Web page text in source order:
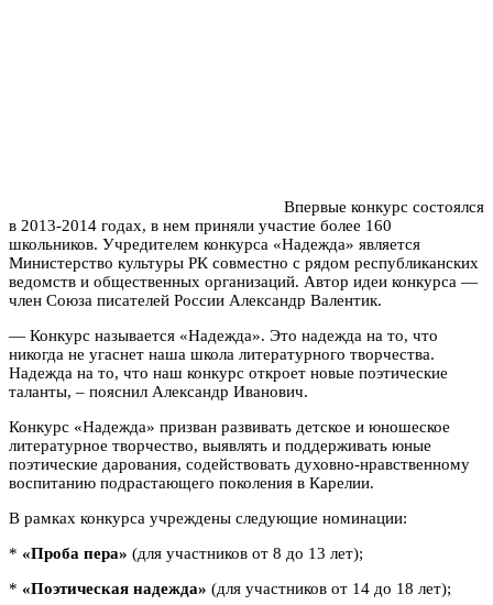
Впервые конкурс состоялся
в 2013-2014 годах, в нем приняли участие более 160
школьников. Учредителем конкурса «Надежда» является
Министерство культуры РК совместно с рядом республиканских
ведомств и общественных организаций. Автор идеи конкурса —
член Союза писателей России Александр Валентик.
— Конкурс называется «Надежда». Это надежда на то, что
никогда не угаснет наша школа литературного творчества.
Надежда на то, что наш конкурс откроет новые поэтические
таланты, – пояснил Александр Иванович.
Конкурс «Надежда» призван развивать детское и юношеское
литературное творчество, выявлять и поддерживать юные
поэтические дарования, содействовать духовно-нравственному
воспитанию подрастающего поколения в Карелии.
В рамках конкурса учреждены следующие номинации:
* «Проба пера» (для участников от 8 до 13 лет);
* «Поэтическая надежда» (для участников от 14 до 18 лет);